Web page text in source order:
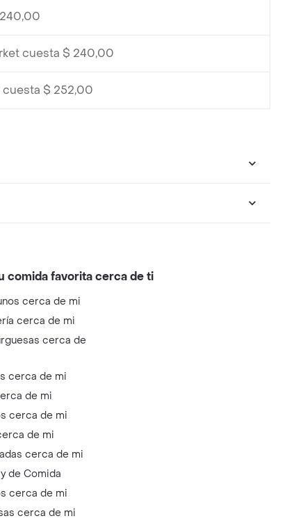
cuesta $ 240,00
cuesta $ 252,00
comida favorita cerca de ti
cerca de mi
cerca de mi
cerca de
cerca de mi
de mi
cerca de mi
de mi
cerca de mi
de Comida
cerca de mi
cerca de mi